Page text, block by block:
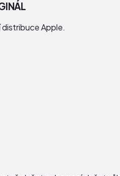
distribuce Apple.